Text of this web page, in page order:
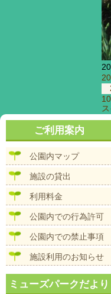
投
日:
フ
ル
サ
ズ
投
稿
ビ
ご利用案内
公園内マップ
施設の貸出
利用料金
公園内での行為許可
公園内での禁止事項
施設利用のお知らせ
ミューズパークだより